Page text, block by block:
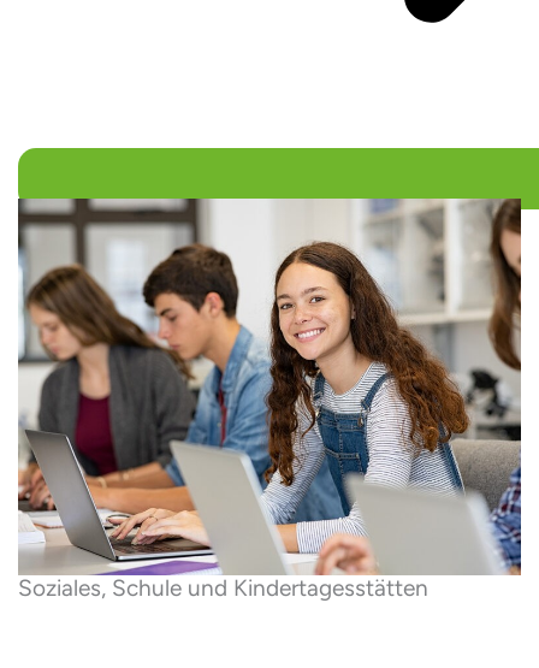
Soziales, Schule und Kinder­tages­stätten